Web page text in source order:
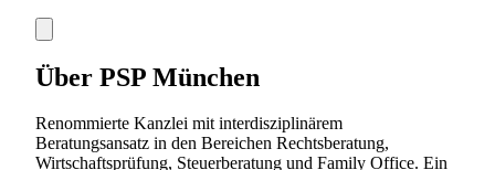
Über PSP München
Renommierte Kanzlei mit interdisziplinärem
Beratungsansatz in den Bereichen Rechtsberatung,
Wirtschaftsprüfung, Steuerberatung und Family Office. Ein